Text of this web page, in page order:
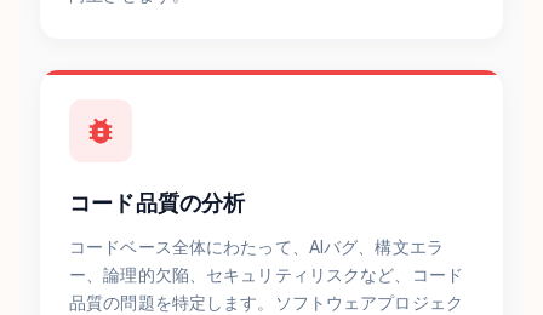
コード品質の分析
コードベース全体にわたって、AIバグ、構文エラ
ー、論理的欠陥、セキュリティリスクなど、コード
品質の問題を特定します。ソフトウェアプロジェク